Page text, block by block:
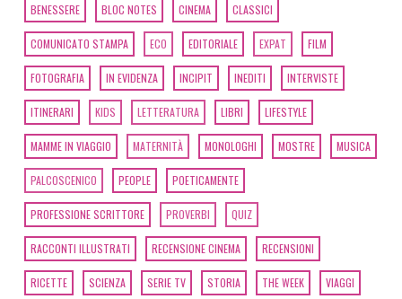
BENESSERE BLOC NOTES CINEMA CLASSICI
COMUNICATO STAMPA ECO EDITORIALE EXPAT FILM
FOTOGRAFIA IN EVIDENZA INCIPIT INEDITI INTERVISTE
ITINERARI KIDS LETTERATURA LIBRI LIFESTYLE
MAMME IN VIAGGIO MATERNITÀ MONOLOGHI MOSTRE MUSICA
PALCOSCENICO PEOPLE POETICAMENTE
PROFESSIONE SCRITTORE PROVERBI QUIZ
RACCONTI ILLUSTRATI RECENSIONE CINEMA RECENSIONI
RICETTE SCIENZA SERIE TV STORIA THE WEEK VIAGGI